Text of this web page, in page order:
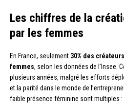
Les chiffres de la
par les femmes
En France, seulement 30% des
femmes, selon les données de l’Insee.
plusieurs années, malgré les efforts
et la parité dans le monde de
faible présence féminine sont multiples